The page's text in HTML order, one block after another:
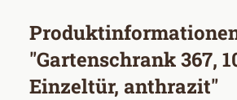
"Gartenschrank 367,
Einzeltür, anthrazit"